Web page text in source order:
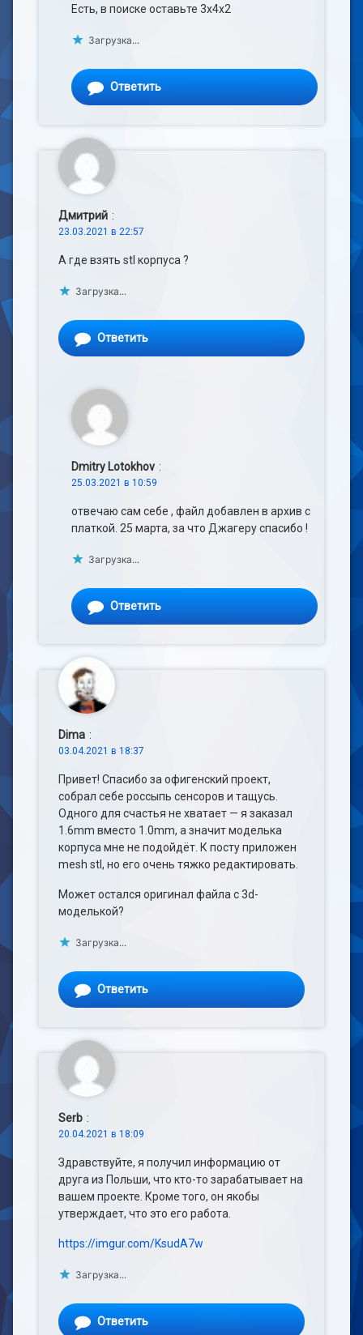
Есть, в поиске оставьте 3х4х2
Загрузка...
Ответить
Дмитрий :
23.03.2021 в 22:57
А где взять stl корпуса ?
Загрузка...
Ответить
Dmitry Lotokhov :
25.03.2021 в 10:59
отвечаю сам себе , файл добавлен в архив с
платкой. 25 марта, за что Джагеру спасибо !
Загрузка...
Ответить
Dima :
03.04.2021 в 18:37
Привет! Спасибо за офигенский проект,
собрал себе россыпь сенсоров и тащусь.
Одного для счастья не хватает — я заказал
1.6mm вместо 1.0mm, а значит моделька
корпуса мне не подойдёт. К посту приложен
mesh stl, но его очень тяжко редактировать.
Может остался оригинал файла с 3d-
моделькой?
Загрузка...
Ответить
Serb :
20.04.2021 в 18:09
Здравствуйте, я получил информацию от
друга из Польши, что кто-то зарабатывает на
вашем проекте. Кроме того, он якобы
утверждает, что это его работа.
https://imgur.com/KsudA7w
Загрузка...
Ответить